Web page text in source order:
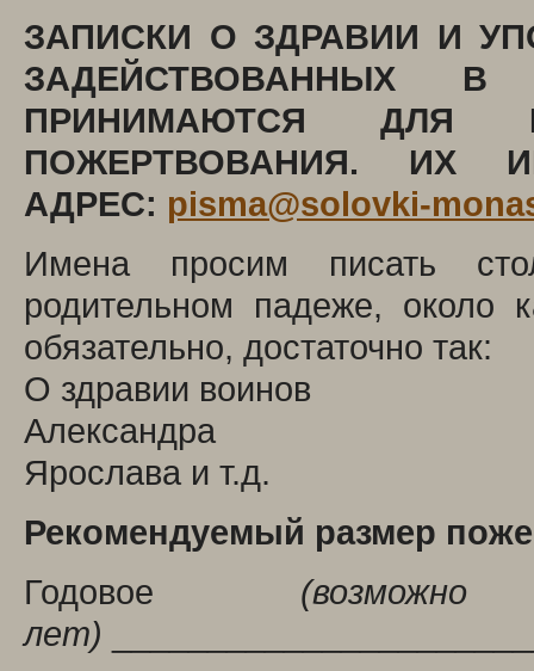
ЗАПИСКИ О ЗДРАВИИ И
ЗАДЕЙСТВОВАННЫХ В
ПРИНИМАЮТСЯ ДЛЯ
ПОЖЕРТВОВАНИЯ. ИХ
АДРЕС: pisma@solovki-
Имена просим писать
родительном падеже, около
обязательно, достаточно так:
О здравии воинов
Александра
Ярослава и т.д.
Рекомендуемый размер
Годовое (
лет)